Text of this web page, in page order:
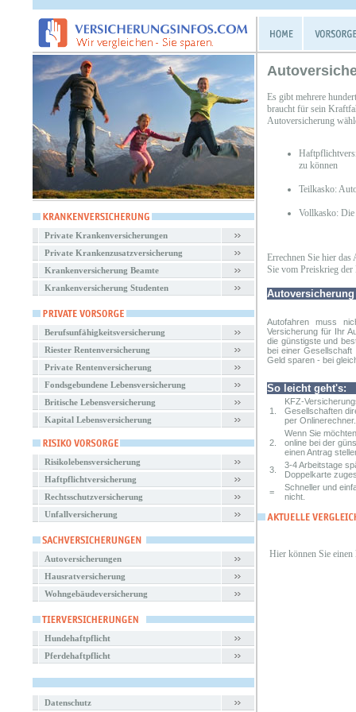
Private Krankenversicherungen
Private Krankenzusatzversicherung
Krankenversicherung Beamte
Krankenversicherung Studenten
Berufsunfähigkeitsversicherung
Riester Rentenversicherung
Private Rentenversicherung
Fondsgebundene Lebensversicherung
Britische Lebensversicherung
Kapital Lebensversicherung
Risikolebensversicherung
Haftpflichtversicherung
Rechtsschutzversicherung
Unfallversicherung
Autoversicherungen
Hausratversicherung
Wohngebäudeversicherung
Hundehaftpflicht
Pferdehaftpflicht
Datenschutz
Es gibt mehrere
braucht für sein
Autoversicherung
zu können
Teilkasko:
Vollkasko: Die
Errechnen Sie hier
Sie vom Preiskrieg
Autofahren muss
Versicherung für Ihr
die günstigste und
bei einer
Geld sparen - bei
So leicht geht's:
1.
KFZ-
Gesellschaften
per Onlinerechner.
2.
Wenn Sie
online bei der
einen Antrag
3.
3-4 Arbeitstage
Doppelkarte
=
Schneller und
nicht.
Hier können Sie